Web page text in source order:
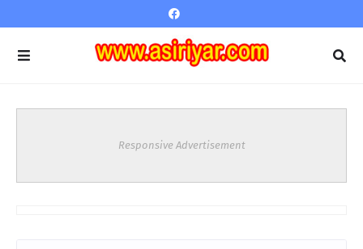
Responsive Advertisement